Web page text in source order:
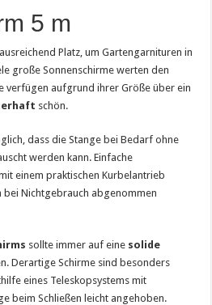
5 m
Platz, um Gartengarnituren in
große Sonnenschirme werten den
verfügen aufgrund ihrer Größe über ein
schön.
dass die Stange bei Bedarf ohne
werden kann. Einfache
einem praktischen Kurbelantrieb
bei Nichtgebrauch abgenommen
sollte immer auf eine solide
Derartige Schirme sind besonders
eines Teleskopsystems mit
beim Schließen leicht angehoben.